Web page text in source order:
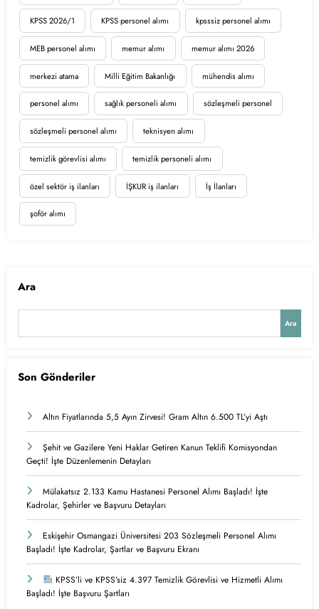
KPSS 2026/1 KPSS personel alımı kpsssiz personel alımı
MEB personel alımı memur alımı memur alımı 2026
merkezi atama Milli Eğitim Bakanlığı mühendis alımı
personel alımı sağlık personeli alımı sözleşmeli personel
sözleşmeli personel alımı teknisyen alımı
temizlik görevlisi alımı temizlik personeli alımı
özel sektör iş ilanları İŞKUR iş ilanları İş İlanları
şoför alımı
Ara
Ara
Son Gönderiler
Altın Fiyatlarında 5,5 Ayın Zirvesi! Gram Altın 6.500 TL’yi Aştı
Şehit ve Gazilere Yeni Haklar Getiren Kanun Teklifi Komisyondan
Geçti! İşte Düzenlemenin Detayları
Mülakatsız 2.133 Kamu Hastanesi Personel Alımı Başladı! İşte
Kadrolar, Şehirler ve Başvuru Detayları
Eskişehir Osmangazi Üniversitesi 203 Sözleşmeli Personel Alımı
Başladı! İşte Kadrolar, Şartlar ve Başvuru Ekranı
KPSS’li ve KPSS’siz 4.397 Temizlik Görevlisi ve Hizmetli Alımı
Başladı! İşte Başvuru Şartları